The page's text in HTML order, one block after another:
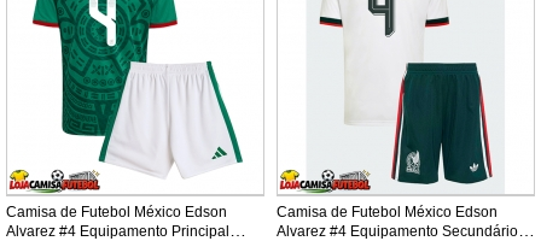
Camisa de Futebol México Edson
Alvarez #4 Equipamento Principal
Camisa de Futebol México Edson
Alvarez #4 Equipamento Secundário